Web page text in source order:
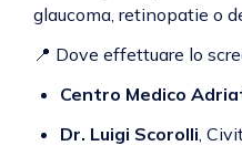
glaucoma, retinopatie o
📍 Dove effettuare lo
Centro Medico
Dr. Luigi Scorolli,